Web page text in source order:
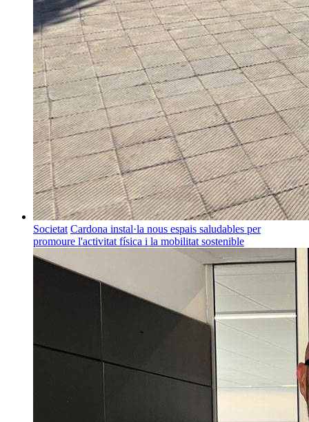
Societat Cardona instal·la nous espais saludables per
promoure l'activitat física i la mobilitat sostenible